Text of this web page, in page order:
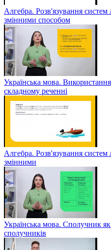
Алгебра. Розв'язування систем
змінними способом
Українська мова.
складному реченні
Алгебра. Розв'язування систем
змінними
Українська мова. Сполучник
сполучників